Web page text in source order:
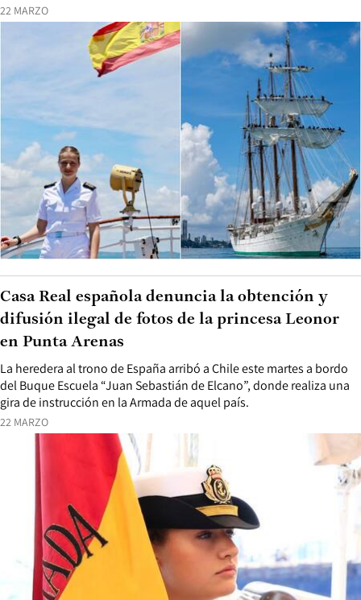
22 MARZO
22 MARZO
La heredera al trono de España arribó a Chile este martes a bordo
del Buque Escuela “Juan Sebastián de Elcano”, donde realiza una
gira de instrucción en la Armada de aquel país.
Casa Real española denuncia la obtención y
difusión ilegal de fotos de la princesa Leonor
en Punta Arenas